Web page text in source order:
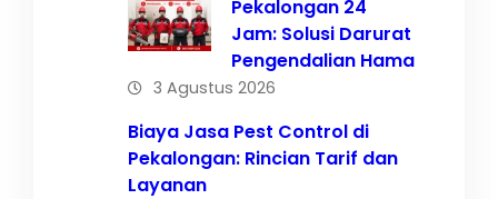
Pekalongan 24
Jam: Solusi Darurat
Pengendalian Hama
3 Agustus 2026
Biaya Jasa Pest Control di
Pekalongan: Rincian Tarif dan
Layanan